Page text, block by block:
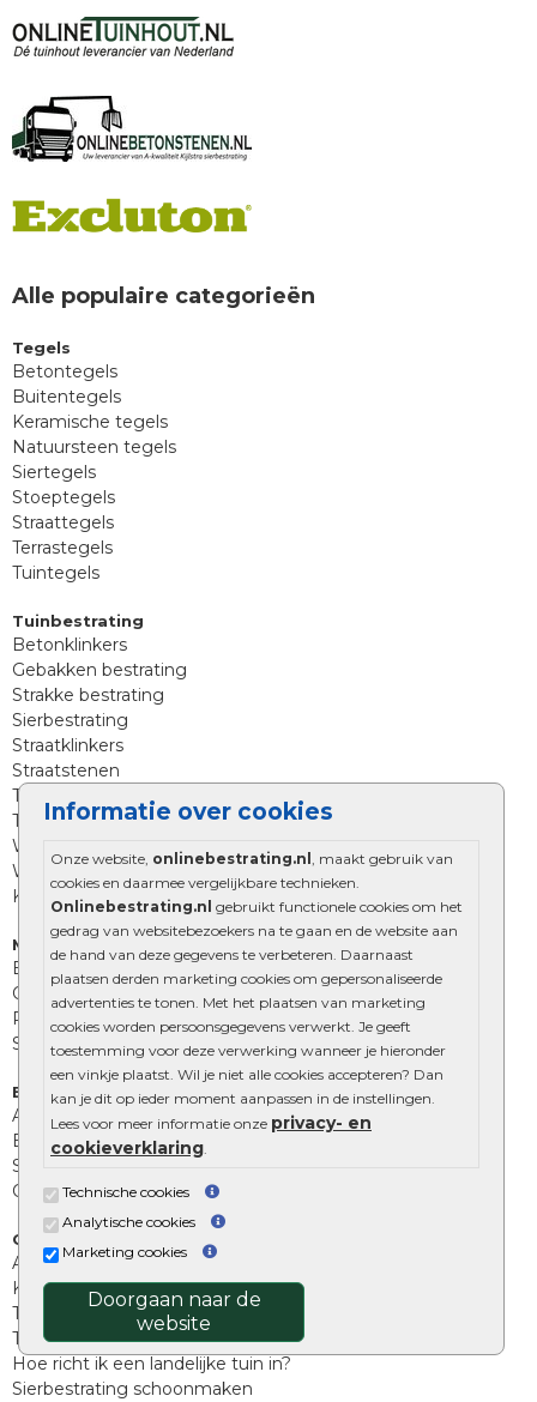
Informatie over cookies
Onze website, onlinebestrating.nl , maakt gebruik van
cookies en daarmee vergelijkbare technieken.
Onlinebestrating.nl gebruikt functionele cookies om het
gedrag van websitebezoekers na te gaan en de website aan
de hand van deze gegevens te verbeteren. Daarnaast
plaatsen derden marketing cookies om gepersonaliseerde
advertenties te tonen. Met het plaatsen van marketing
cookies worden persoonsgegevens verwerkt. Je geeft
toestemming voor deze verwerking wanneer je hieronder
een vinkje plaatst. Wil je niet alle cookies accepteren? Dan
kan je dit op ieder moment aanpassen in de instellingen.
Lees voor meer informatie onze privacy- en
cookieverklaring
Technische cookies
Analytische cookies
Marketing cookies
Doorgaan naar de
website
Alle populaire categorieën
Tegels
Betontegels
Buitentegels
Keramische tegels
Natuursteen tegels
Siertegels
Stoeptegels
Straattegels
Terrastegels
Tuintegels
Tuinbestrating
Betonklinkers
Gebakken bestrating
Strakke bestrating
Sierbestrating
Straatklinkers
Straatstenen
Trommelstenen
Tuinstenen
Waalformaat
Wildverband bestrating
Kingstones
Muurelementen
Betonbielzen
Opsluitbanden
Palissades
Stapelblokken
Extra benodigdheden
Afwatering en diversen
Beplantings en betonelementen
Split, grind en zand
Oprit tegels
Overig
Aanbiedingen
Kunstgras
Tuintegels outlet
Terrastegels leggen
Hoe richt ik een landelijke tuin in?
Sierbestrating schoonmaken